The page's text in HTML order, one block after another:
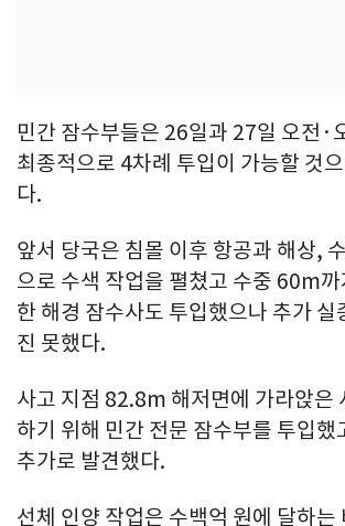
민간 잠수부들은 26일과 27일 오전·
최종적으로 4차례 투입이 가능할 것
다.
앞서 당국은 침몰 이후 항공과 해상,
으로 수색 작업을 펼쳤고 수중 60m
한 해경 잠수사도 투입했으나 추가 실
진 못했다.
사고 지점 82.8m 해저면에 가라앉은
하기 위해 민간 전문 잠수부를 투입했
추가로 발견했다.
선체 인양 작업은 수백억 원에 달하는